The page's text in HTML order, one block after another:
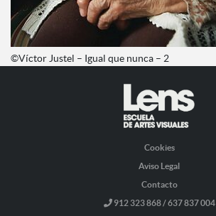
©Víctor Justel – Igual que nunca – 2
Cookies
Aviso Legal
Contacto
912 323 868 / 637 837 004